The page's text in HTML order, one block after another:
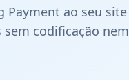
Payment ao seu site
codificação nem